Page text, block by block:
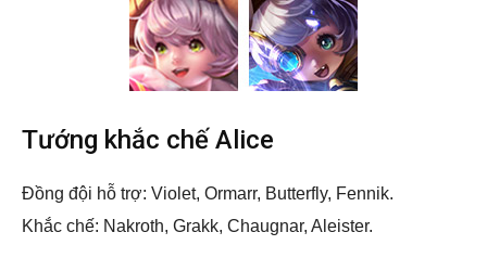
Tướng khắc chế Alice
Đồng đội hỗ trợ: Violet, Ormarr, Butterfly, Fennik.
Khắc chế: Nakroth, Grakk, Chaugnar, Aleister.